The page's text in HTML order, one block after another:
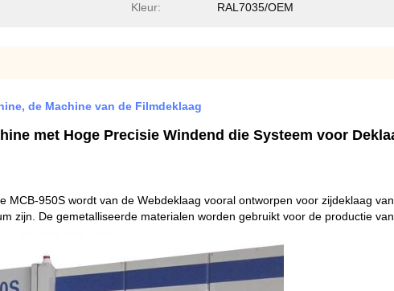
Kleur: RAL7035/OEM
de Machine van de Filmdeklaag
met Hoge Precisie Windend die Systeem voor
MCB-950S wordt van de Webdeklaag vooral ontworpen voor zijdeklaag
zijn. De gemetalliseerde materialen worden gebruikt voor de productie